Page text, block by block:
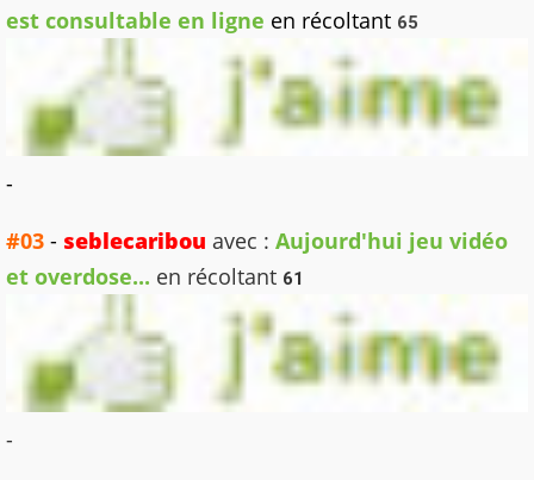
est consultable en ligne en récoltant 65
-
#03 - seblecaribou avec : Aujourd'hui jeu vidéo
et overdose... en récoltant 61
-